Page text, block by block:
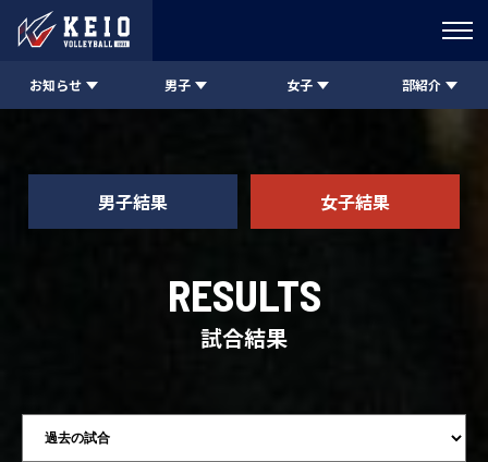
お知らせ 男子 女子 部紹介
RESULTS
試合結果
男子結果 女子結果